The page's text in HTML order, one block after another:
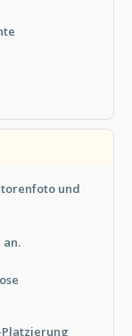
und
an.
Platzierung